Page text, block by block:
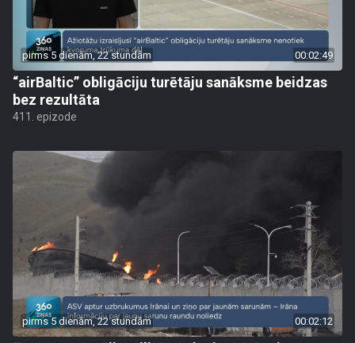
pirms 5 dienām, 22 stundām 00:02:49
“airBaltic” obligāciju turētāju sanāksme beidzas
bez rezultāta
411. epizode
pirms 5 dienām, 22 stundām 00:02:12